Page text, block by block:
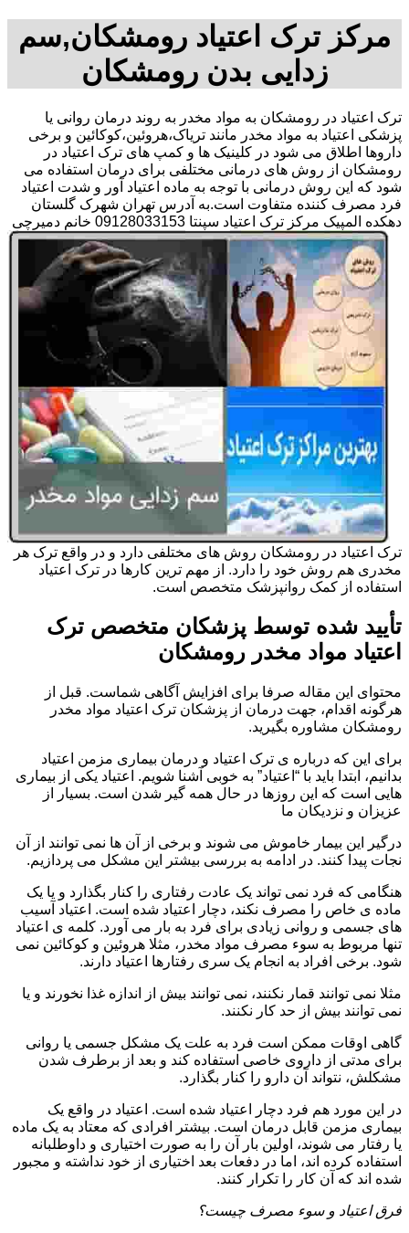
مرکز ترک اعتیاد رومشکان,سم
زدایی بدن رومشکان
ترک اعتیاد در رومشکان به مواد مخدر به روند درمان روانی یا
پزشکی اعتیاد به مواد مخدر مانند تریاک،هروئین،کوکائین و برخی
داروها اطلاق می شود در کلینیک ها و کمپ های ترک اعتیاد در
رومشکان از روش های درمانی مختلفی برای درمان استفاده می
شود که این روش درمانی با توجه به ماده اعتیاد آور و شدت اعتیاد
فرد مصرف کننده متفاوت است.به آدرس تهران شهرک گلستان
دهکده المپیک مرکز ترک اعتیاد سپنتا 09128033153 خانم دمیرچی
ترک اعتیاد در رومشکان روش های مختلفی دارد و در واقع ترک هر
مخدری هم روش خود را دارد. از مهم ترین کارها در ترک اعتیاد
استفاده از کمک روانپزشک متخصص است.
تأیید شده توسط پزشکان متخصص ترک
اعتیاد مواد مخدر رومشکان
محتوای این مقاله صرفا برای افزایش آگاهی شماست. قبل از
هرگونه اقدام، جهت درمان از پزشکان ترک اعتیاد مواد مخدر
رومشکان مشاوره بگیرید.
برای این که درباره ی ترک اعتیاد و درمان بیماری مزمن اعتیاد
بدانیم، ابتدا باید با “اعتیاد” به خوبی آشنا شویم. اعتیاد یکی از بیماری
هایی است که این روزها در حال همه گیر شدن است. بسیار از
عزیزان و نزدیکان ما
درگیر این بیمار خاموش می شوند و برخی از آن ها نمی توانند از آن
نجات پیدا کنند. در ادامه به بررسی بیشتر این مشکل می پردازیم.
هنگامی که فرد نمی تواند یک عادت رفتاری را کنار بگذارد و یا یک
ماده ی خاص را مصرف نکند، دچار اعتیاد شده است. اعتیاد آسیب
های جسمی و روانی زیادی برای فرد به بار می آورد. کلمه ی اعتیاد
تنها مربوط به سوء مصرف مواد مخدر، مثلا هروئین و کوکائین نمی
شود. برخی افراد به انجام یک سری رفتارها اعتیاد دارند.
مثلا نمی توانند قمار نکنند، نمی توانند بیش از اندازه غذا نخورند و یا
نمی توانند بیش از حد کار نکنند.
گاهی اوقات ممکن است فرد به علت یک مشکل جسمی یا روانی
برای مدتی از داروی خاصی استفاده کند و بعد از برطرف شدن
مشکلش، نتواند آن دارو را کنار بگذارد.
در این مورد هم فرد دچار اعتیاد شده است. اعتیاد در واقع یک
بیماری مزمن قابل درمان است. بیشتر افرادی که معتاد به یک ماده
یا رفتار می شوند، اولین بار آن را به صورت اختیاری و داوطلبانه
استفاده کرده اند، اما در دفعات بعد اختیاری از خود نداشته و مجبور
شده اند که آن کار را تکرار کنند.
فرق اعتیاد و سوء مصرف چیست؟